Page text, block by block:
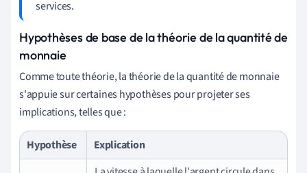
services.
Hypothèses de base de la théorie de la quantité de
monnaie
Comme toute théorie, la théorie de la quantité de monnaie
s'appuie sur certaines hypothèses pour projeter ses
implications, telles que :
Hypothèse Explication